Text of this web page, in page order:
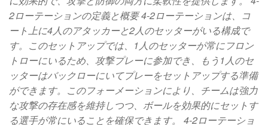
2ローテーションの定義と概要 4-2ローテーションは、コ
ート上に4人のアタッカーと2人のセッターがいる構成で
す。このセットアップでは、1人のセッターが常にフロン
トローにいるため、攻撃プレーに参加でき、もう1人のセ
ッターはバックローにいてプレーをセットアップする準備
ができます。このフォーメーションにより、チームは強力
な攻撃の存在感を維持しつつ、ボールを効果的にセットす
る選手が常にいることを確保できます。 4-2ローテーショ